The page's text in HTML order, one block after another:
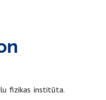
fizikas institūta.